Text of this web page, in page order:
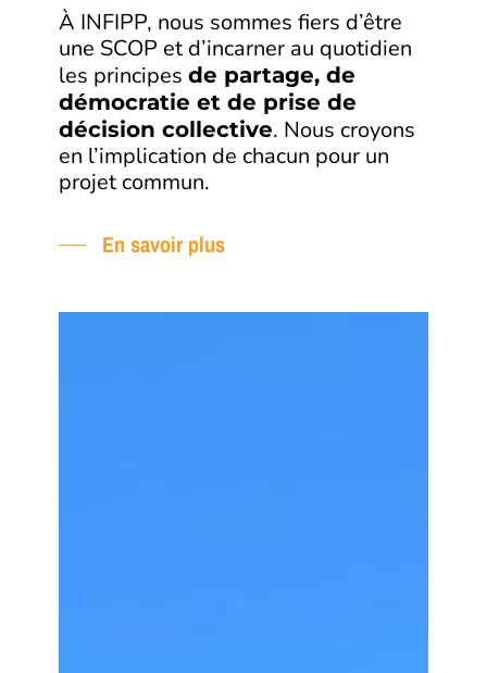
À INFIPP, nous sommes fiers d’être
une SCOP et d’incarner au quotidien
les principesde partage, de
démocratie et de prise de
décision collective. Nous croyons
en l’implication de chacun pour un
projet commun.
En savoir plus